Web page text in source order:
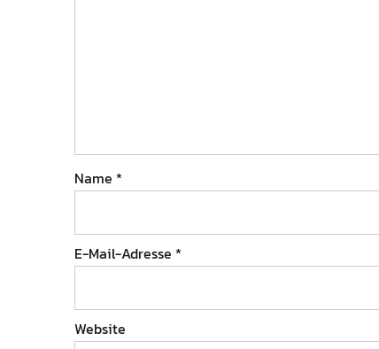
Name *
E-Mail-Adresse *
Website